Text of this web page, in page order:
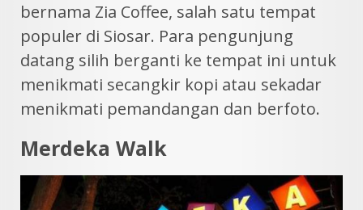
bernama Zia Coffee, salah satu tempat
populer di Siosar. Para pengunjung
datang silih berganti ke tempat ini untuk
menikmati secangkir kopi atau sekadar
menikmati pemandangan dan berfoto.
Merdeka Walk